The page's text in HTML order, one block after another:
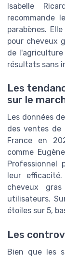
Isabelle
recommande
parabènes.
pour cheveux
de
résultats sans
Les
sur le
Les données
des ventes de
France en
comme
Professionnel
leur
cheveux
utilisateurs.
étoiles sur 5,
Les
Bien que les